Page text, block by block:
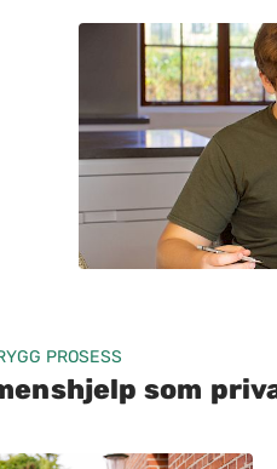
PROSESS
som